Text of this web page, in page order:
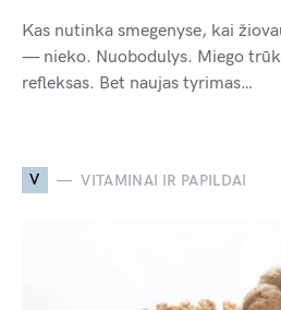
Kas nutinka smegenyse, kai
— nieko. Nuobodulys. Miego
refleksas. Bet naujas tyrimas…
V VITAMINAI IR PAPILDAI